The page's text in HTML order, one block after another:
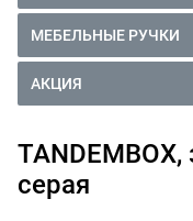
МЕБЕЛЬНЫЕ РУЧКИ
АКЦИЯ
серая